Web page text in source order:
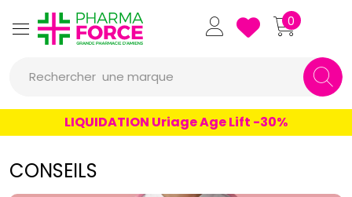
Pharmaforce Grande Pharmacie
0
Rechercher une marque
un produit
LIQUIDATION Uriage Age Lift -30%
CONSEILS